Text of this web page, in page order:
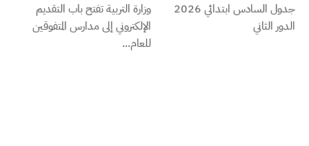
جدول السادس ابتدائي 2026
الدور الثاني
وزارة التربية تفتح باب التقديم
الإلكتروني إلى مدارس المتفوقين
للعام...